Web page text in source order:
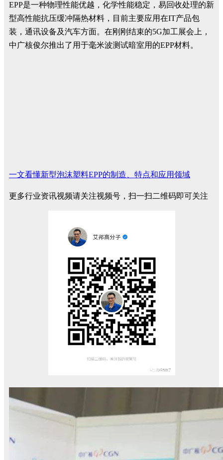
EPP是一种物理性能优越，化学性能稳定，易回收处理的新
型高性能抗压缓冲隔热材料，目前主要应用在IT产品包
装，通讯设备及汽车方面。在刚刚结束的5G加工展会上，
中广核俊尔推出了用于毫米波测试暗室用的EPP材料。
一文看懂新型泡沫塑料EPP的制造、特点和应用领域
更多行业资讯视频请关注视频号，扫一扫二维码即可关注